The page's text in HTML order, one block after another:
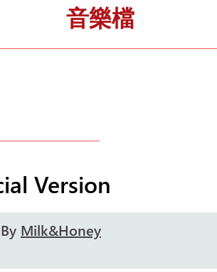
音樂檔
Version
By Milk&Honey